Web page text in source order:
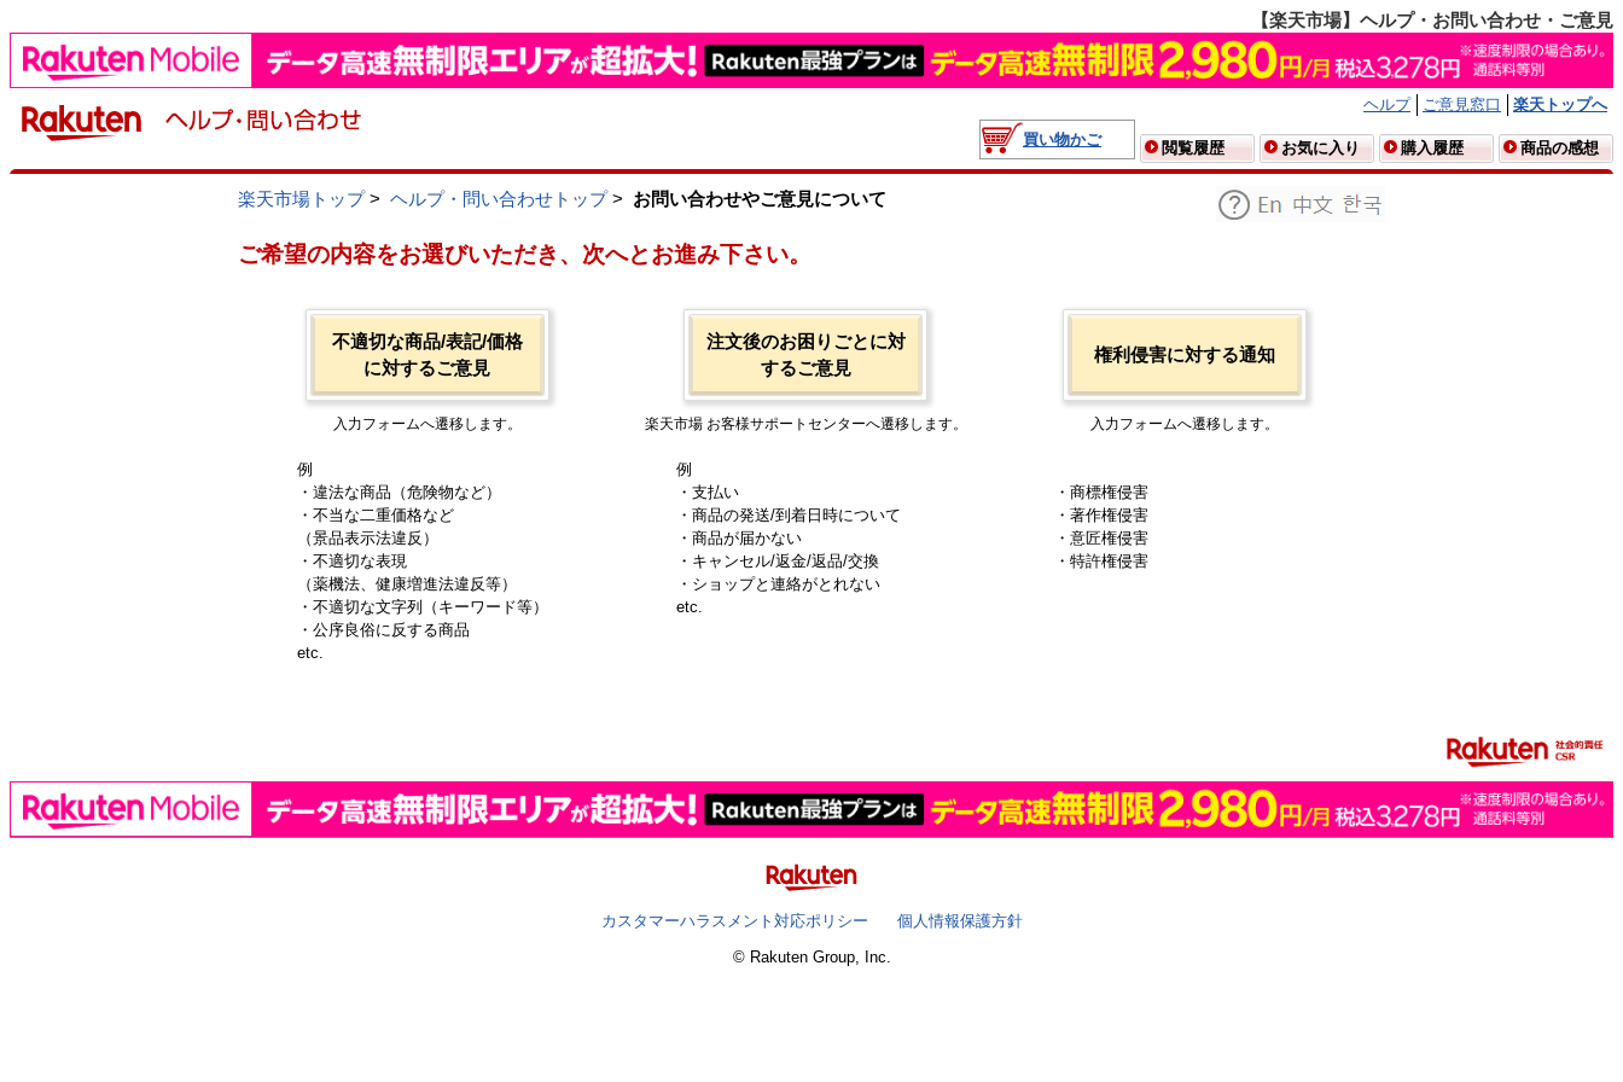
【楽天市場】ヘルプ・お問い合わせ・ご意見
ヘルプ ご意見窓口
楽天トップへ
買い物かご
閲覧履歴 お気に入り 購入履歴 商品の感想
楽天市場トップ> ヘルプ・問い合わせトップ> お問い合わせやご意見について
ご希望の内容をお選びいただき、次へとお進み下さい。
不適切な商品/表記/価格
に対するご意見
入力フォームへ遷移します。
例
・違法な商品（危険物など）
・不当な二重価格など
（景品表示法違反）
・不適切な表現
（薬機法、健康増進法違反等）
・不適切な文字列（キーワード等）
・公序良俗に反する商品
etc.
注文後のお困りごとに対
するご意見
楽天市場 お客様サポートセンターへ遷移します。
例
・支払い
・商品の発送/到着日時について
・商品が届かない
・キャンセル/返金/返品/交換
・ショップと連絡がとれない
etc.
権利侵害に対する通知
入力フォームへ遷移します。
・商標権侵害
・著作権侵害
・意匠権侵害
・特許権侵害
カスタマーハラスメント対応ポリシー
個人情報保護方針
© Rakuten Group, Inc.